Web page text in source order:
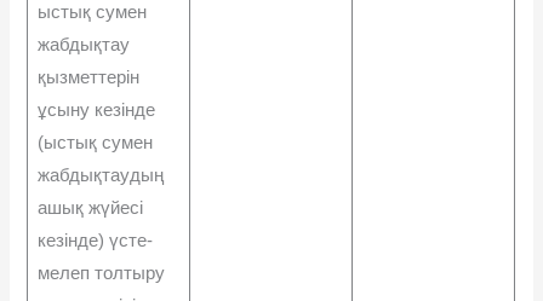
ыстық сумен
жабдықтау
қызметтерін
ұсыну кезінде
(ыстық сумен
жабдықтаудың
ашық жүйесі
кезінде) үсте-
мелеп толтыру